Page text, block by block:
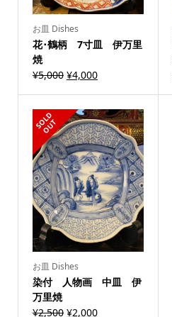
お皿 Dishes
花･鶴柄 7寸皿 伊万里
焼
¥5,000 ¥4,000
S
O
L
D
O
U
T
お皿 Dishes
染付 人物画 中皿 伊
万里焼
¥2,500 ¥2,000